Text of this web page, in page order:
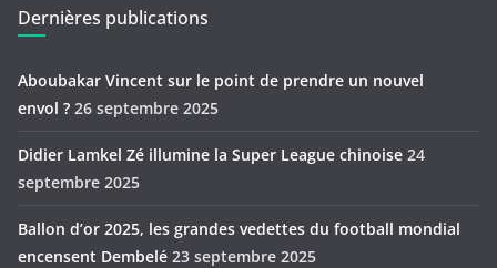
Dernières publications
Aboubakar Vincent sur le point de prendre un nouvel
envol ? 26 septembre 2025
Didier Lamkel Zé illumine la Super League chinoise 24
septembre 2025
Ballon d’or 2025, les grandes vedettes du football mondial
encensent Dembelé 23 septembre 2025